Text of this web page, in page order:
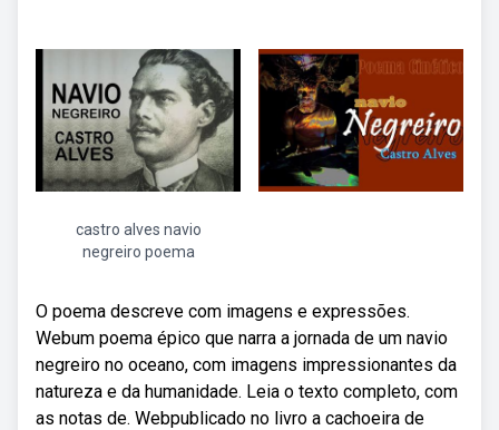
castro alves navio
negreiro poema
O poema descreve com imagens e expressões.
Webum poema épico que narra a jornada de um navio
negreiro no oceano, com imagens impressionantes da
natureza e da humanidade. Leia o texto completo, com
as notas de. Webpublicado no livro a cachoeira de